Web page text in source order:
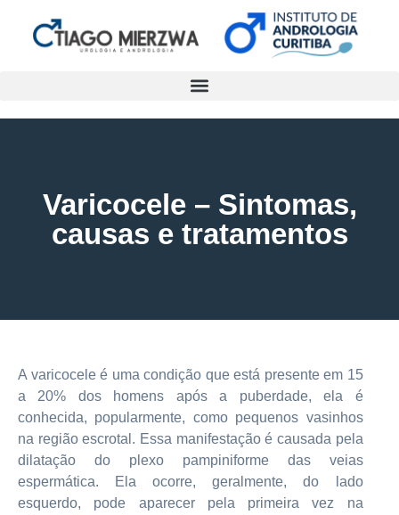
Varicocele – Sintomas,
causas e tratamentos
A varicocele é uma condição que está presente em 15
a 20% dos homens após a puberdade, ela é
conhecida, popularmente, como pequenos vasinhos
na região escrotal. Essa manifestação é causada pela
dilatação do plexo pampiniforme das veias
espermática. Ela ocorre, geralmente, do lado
esquerdo, pode aparecer pela primeira vez na